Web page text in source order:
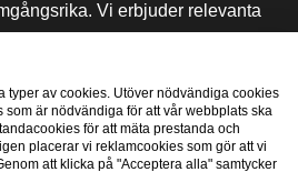
Vi erbjuder relevanta
rättsliga medel och rådgivning,
och vi har en egen
e-Academy.
typer av cookies. Utöver nödvändiga cookies
är nödvändiga för att vår webbplats ska
för att mäta prestanda och
placerar vi reklamcookies som gör att vi
att klicka på "Acceptera alla" samtycker